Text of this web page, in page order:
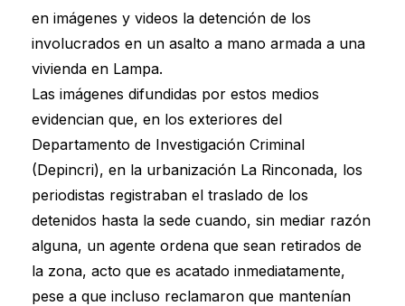
en imágenes y videos la detención de los
involucrados en un asalto a mano armada a una
vivienda en Lampa.
Las imágenes difundidas por estos medios
evidencian que, en los exteriores del
Departamento de Investigación Criminal
(Depincri), en la urbanización La Rinconada, los
periodistas registraban el traslado de los
detenidos hasta la sede cuando, sin mediar razón
alguna, un agente ordena que sean retirados de
la zona, acto que es acatado inmediatamente,
pese a que incluso reclamaron que mantenían